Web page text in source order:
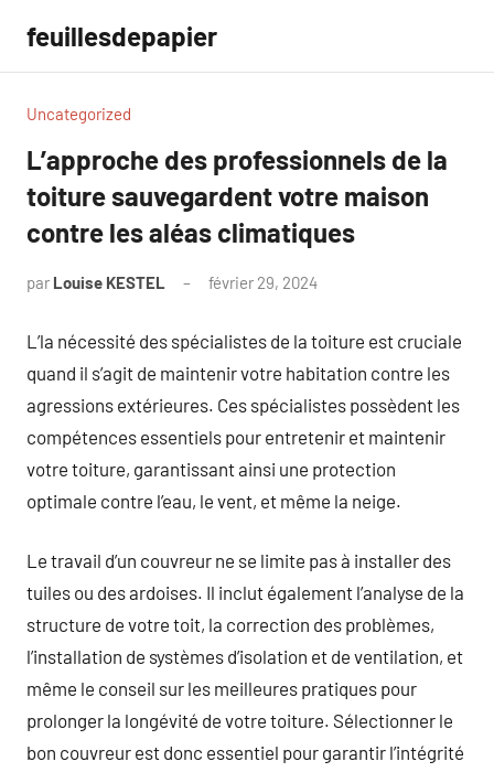
contenu
feuillesdepapier
Uncategorized
L’approche des professionnels de la
toiture sauvegardent votre maison
contre les aléas climatiques
par Louise KESTEL février 29, 2024
L’la nécessité des spécialistes de la toiture est cruciale
quand il s’agit de maintenir votre habitation contre les
agressions extérieures. Ces spécialistes possèdent les
compétences essentiels pour entretenir et maintenir
votre toiture, garantissant ainsi une protection
optimale contre l’eau, le vent, et même la neige.
Le travail d’un couvreur ne se limite pas à installer des
tuiles ou des ardoises. Il inclut également l’analyse de la
structure de votre toit, la correction des problèmes,
l’installation de systèmes d’isolation et de ventilation, et
même le conseil sur les meilleures pratiques pour
prolonger la longévité de votre toiture. Sélectionner le
bon couvreur est donc essentiel pour garantir l’intégrité